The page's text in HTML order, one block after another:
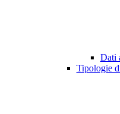
Dati
Tipologie